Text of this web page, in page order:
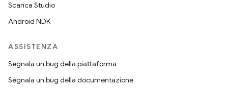
Scarica Studio
Android NDK
ASSISTENZA
Segnala un bug della piattaforma
Segnala un bug della documentazione